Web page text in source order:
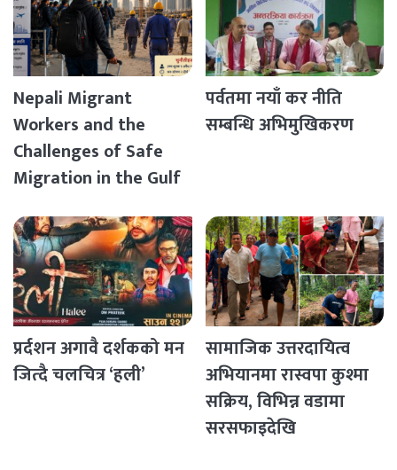
Nepali Migrant
Workers and the
Challenges of Safe
Migration in the Gulf
पर्वतमा नयाँ कर नीति
सम्बन्धि अभिमुखिकरण
प्रर्दशन अगावै दर्शकको मन
जित्दै चलचित्र ‘हली’
सामाजिक उत्तरदायित्व
अभियानमा रास्वपा कुश्मा
सक्रिय, विभिन्न वडामा
सरसफाइदेखि